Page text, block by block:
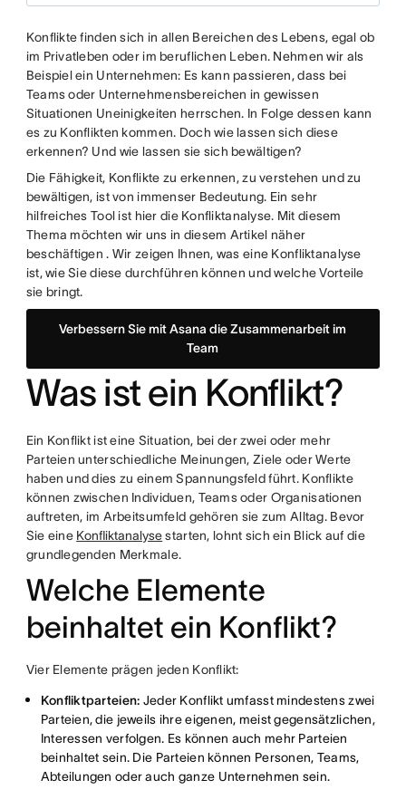
Konflikte finden sich in allen Bereichen des Lebens, egal ob
im Privatleben oder im beruflichen Leben. Nehmen wir als
Beispiel ein Unternehmen: Es kann passieren, dass bei
Teams oder Unternehmensbereichen in gewissen
Situationen Uneinigkeiten herrschen. In Folge dessen kann
es zu Konflikten kommen. Doch wie lassen sich diese
erkennen? Und wie lassen sie sich bewältigen?
Die Fähigkeit, Konflikte zu erkennen, zu verstehen und zu
bewältigen, ist von immenser Bedeutung. Ein sehr
hilfreiches Tool ist hier die Konfliktanalyse. Mit diesem
Thema möchten wir uns in diesem Artikel näher
beschäftigen . Wir zeigen Ihnen, was eine Konfliktanalyse
ist, wie Sie diese durchführen können und welche Vorteile
sie bringt.
Verbessern Sie mit Asana die Zusammenarbeit im
Team
Was ist ein Konflikt?
Ein Konflikt ist eine Situation, bei der zwei oder mehr
Parteien unterschiedliche Meinungen, Ziele oder Werte
haben und dies zu einem Spannungsfeld führt. Konflikte
können zwischen Individuen, Teams oder Organisationen
auftreten, im Arbeitsumfeld gehören sie zum Alltag. Bevor
Sie eine Konfliktanalysestarten, lohnt sich ein Blick auf die
grundlegenden Merkmale.
Welche Elemente
beinhaltet ein Konflikt?
Vier Elemente prägen jeden Konflikt:
Konfliktparteien: Jeder Konflikt umfasst mindestens zwei
Parteien, die jeweils ihre eigenen, meist gegensätzlichen,
Interessen verfolgen. Es können auch mehr Parteien
beinhaltet sein. Die Parteien können Personen, Teams,
Abteilungen oder auch ganze Unternehmen sein.